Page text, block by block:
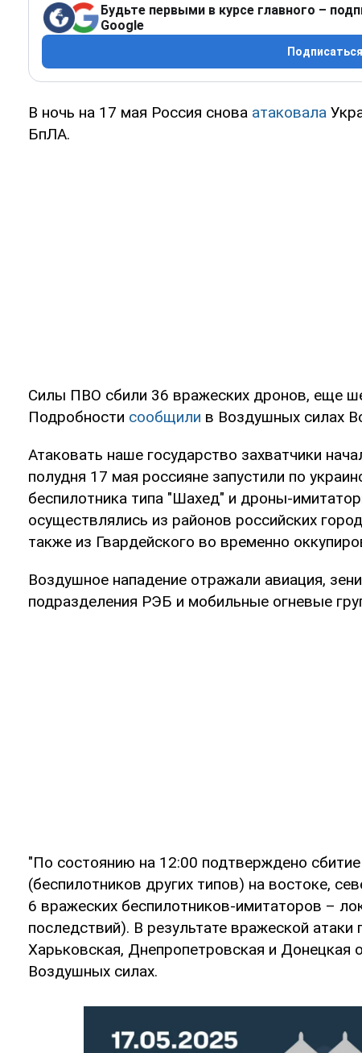
Будьте первыми в курсе главного –
Google
Подписаться
В ночь на 17 мая Россия снова атаковала
БпЛА.
Силы ПВО сбили 36 вражеских дронов, еще
Подробности сообщили в Воздушных силах
Атаковать наше государство захватчики
полудня 17 мая россияне запустили по
беспилотника типа "Шахед" и дроны-
осуществлялись из районов российских
также из Гвардейского во временно
Воздушное нападение отражали авиация,
подразделения РЭБ и мобильные огневые
"По состоянию на 12:00 подтверждено
(беспилотников других типов) на востоке,
6 вражеских беспилотников-имитаторов –
последствий). В результате вражеской
Харьковская, Днепропетровская и Донецкая
Воздушных силах.